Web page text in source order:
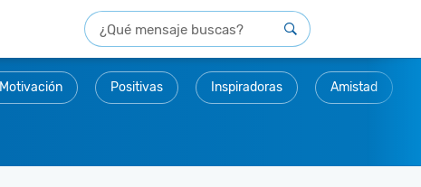
Motivación Positivas Inspiradoras Amistad